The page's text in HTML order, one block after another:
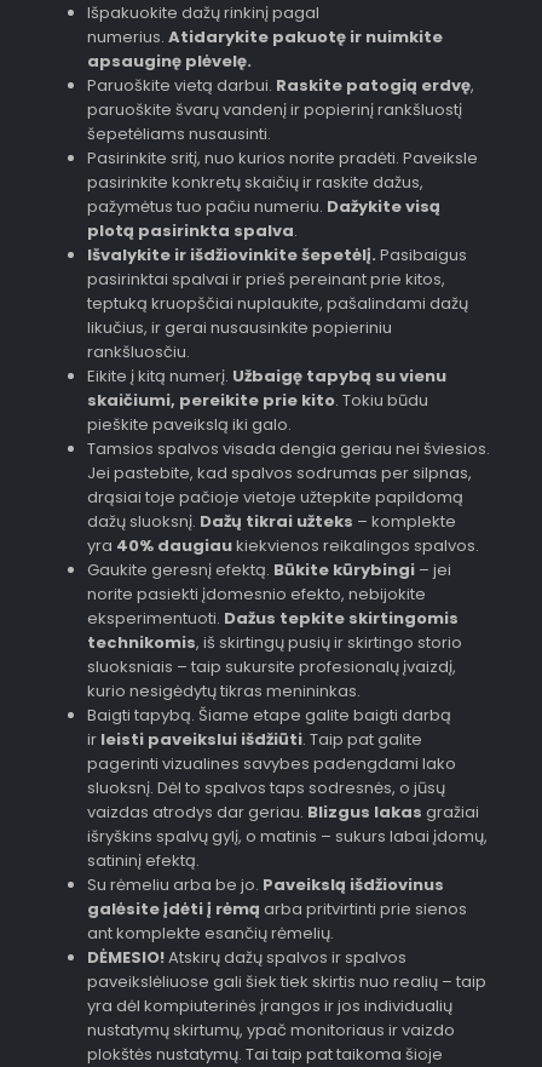
Išpakuokite dažų rinkinį pagal
numerius. Atidarykite pakuotę ir nuimkite
apsauginę plėvelę.
Paruoškite vietą darbui. Raskite patogią erdvę,
paruoškite švarų vandenį ir popierinį rankšluostį
šepetėliams nusausinti.
Pasirinkite sritį, nuo kurios norite pradėti. Paveiksle
pasirinkite konkretų skaičių ir raskite dažus,
pažymėtus tuo pačiu numeriu. Dažykite visą
plotą pasirinkta spalva.
Išvalykite ir išdžiovinkite šepetėlį. Pasibaigus
pasirinktai spalvai ir prieš pereinant prie kitos,
teptuką kruopščiai nuplaukite, pašalindami dažų
likučius, ir gerai nusausinkite popieriniu
rankšluosčiu.
Eikite į kitą numerį. Užbaigę tapybą su vienu
skaičiumi, pereikite prie kito. Tokiu būdu
pieškite paveikslą iki galo.
Tamsios spalvos visada dengia geriau nei šviesios.
Jei pastebite, kad spalvos sodrumas per silpnas,
drąsiai toje pačioje vietoje užtepkite papildomą
dažų sluoksnį. Dažų tikrai užteks – komplekte
yra 40% daugiaukiekvienos reikalingos spalvos.
Gaukite geresnį efektą. Būkite kūrybingi– jei
norite pasiekti įdomesnio efekto, nebijokite
eksperimentuoti. Dažus tepkite skirtingomis
technikomis, iš skirtingų pusių ir skirtingo storio
sluoksniais – taip sukursite profesionalų įvaizdį,
kurio nesigėdytų tikras menininkas.
Baigti tapybą. Šiame etape galite baigti darbą
ir leisti paveikslui išdžiūti. Taip pat galite
pagerinti vizualines savybes padengdami lako
sluoksnį. Dėl to spalvos taps sodresnės, o jūsų
vaizdas atrodys dar geriau. Blizgus lakas gražiai
išryškins spalvų gylį, o matinis – sukurs labai įdomų,
satininį efektą.
Su rėmeliu arba be jo. Paveikslą išdžiovinus
galėsite įdėti į rėmą arba pritvirtinti prie sienos
ant komplekte esančių rėmelių.
DĖMESIO!Atskirų dažų spalvos ir spalvos
paveikslėliuose gali šiek tiek skirtis nuo realių – taip
yra dėl kompiuterinės įrangos ir jos individualių
nustatymų skirtumų, ypač monitoriaus ir vaizdo
plokštės nustatymų. Tai taip pat taikoma šioje